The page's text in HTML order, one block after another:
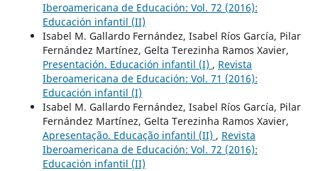
Iberoamericana de Educación: Vol. 72 (2016):
Educación infantil (II)
Isabel M. Gallardo Fernández, Isabel Ríos García, Pilar
Fernández Martínez, Gelta Terezinha Ramos Xavier,
Presentación. Educación infantil (I) , Revista
Iberoamericana de Educación: Vol. 71 (2016):
Educación infantil (I)
Isabel M. Gallardo Fernández, Isabel Ríos García, Pilar
Fernández Martínez, Gelta Terezinha Ramos Xavier,
Apresentação. Educação infantil (II) , Revista
Iberoamericana de Educación: Vol. 72 (2016):
Educación infantil (II)